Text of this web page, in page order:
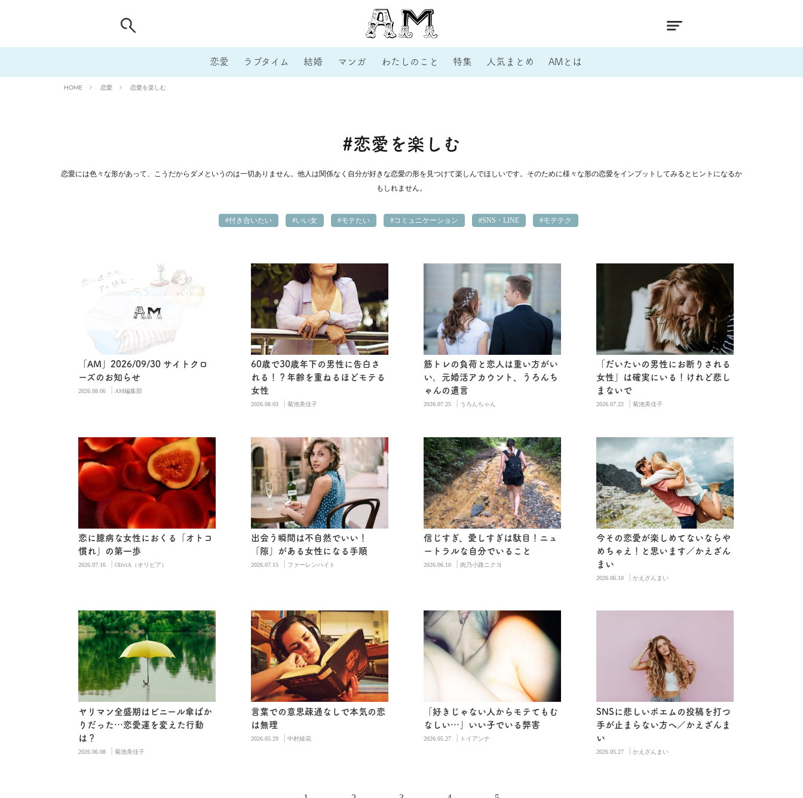
恋愛 ラブタイム 結婚 マンガ わたしのこと 特集 人気まとめ AMとは
HOME 恋愛 恋愛を楽しむ
#恋愛を楽しむ
恋愛には色々な形があって、こうだからダメというのは一切ありません。他人は関係なく自分が好きな恋愛の形を見つけて楽しんでほしいです。そのために様々な形の恋愛をインプットしてみるとヒントになるか
もしれません。
#付き合いたい #いい女 #モテたい #コミュニケーション #SNS・LINE #モテテク
「AM」2026/09/30 サイトクロ
ーズのお知らせ
2026.08.06 |AM編集部
60歳で30歳年下の男性に告白さ
れる！？年齢を重ねるほどモテる
女性
2026.08.03 |菊池美佳子
筋トレの負荷と恋人は重い方がい
い。元婚活アカウント、うろんち
ゃんの遺言
2026.07.25 うろんちゃん
「だいたいの男性にお断りされる
女性」は確実にいる！けれど悲し
まないで
2026.07.22 菊池美佳子
恋に臆病な女性におくる「オトコ
慣れ」の第一歩
2026.07.16 |OliviA（オリビア）
出会う瞬間は不自然でいい！
「隙」がある女性になる手順
2026.07.15 | ファーレンハイト
信じすぎ、愛しすぎは駄目！ニュ
ートラルな自分でいること
2026.06.10 | 肉乃小路ニクヨ
今その恋愛が楽しめてないならや
めちゃえ！と思います／かえざん
まい
2026.06.10 | かえざんまい
ヤリマン全盛期はビニール傘ばか
りだった…恋愛運を変えた行動
は？
2026.06.08 |菊池美佳子
言葉での意思疎通なしで本気の恋
は無理
2026.05.29 |中村綾花
「好きじゃない人からモテてもむ
なしい…」いい子でいる弊害
2026.05.27 | トイアンナ
SNSに悲しいポエムの投稿を打つ
手が止まらない方へ／かえざんま
い
2026.05.27 | かえざんまい